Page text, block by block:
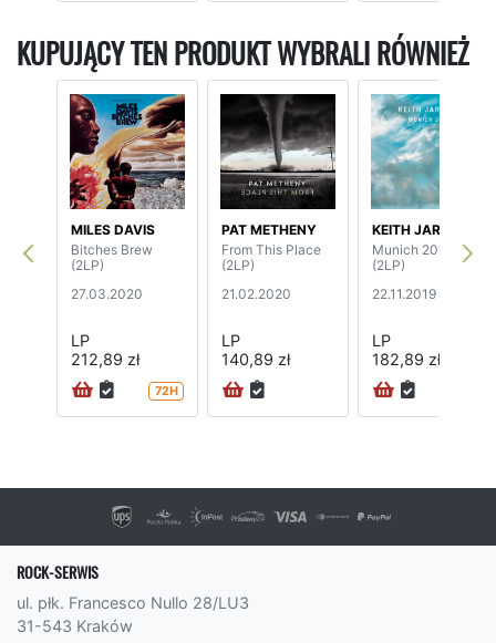
KUPUJĄCY TEN PRODUKT WYBRALI RÓWNIEŻ
MILES DAVIS
Bitches Brew
(2LP)
27.03.2020
LP
212,89 zł
72H
PAT METHENY
From This Place
(2LP)
21.02.2020
LP
140,89 zł
KEITH JARRETT
Munich 2016
(2LP)
22.11.2019
LP
182,89 zł
ROCK-SERWIS
ul. płk. Francesco Nullo 28/LU3
31-543 Kraków